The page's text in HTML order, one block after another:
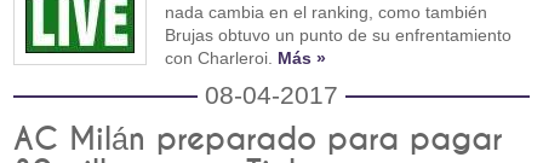
nada cambia en el ranking, como también
Brujas obtuvo un punto de su enfrentamiento
con Charleroi. Más »
08-04-2017
AC Milán preparado para pagar